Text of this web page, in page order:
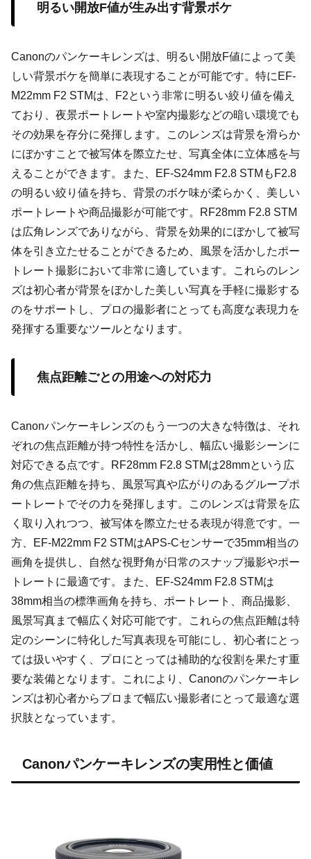
明るい開放F値が生み出す背景ボケ
Canonのパンケーキレンズは、明るい開放F値によって美
しい背景ボケを簡単に表現することが可能です。特にEF-
M22mm F2 STMは、F2という非常に明るい絞り値を備え
ており、夜景ポートレートや室内撮影などの暗い環境でも
その効果を存分に発揮します。このレンズは背景を滑らか
にぼかすことで被写体を際立たせ、写真全体に立体感を与
えることができます。また、EF-S24mm F2.8 STMもF2.8
の明るい絞り値を持ち、背景のボケ味が柔らかく、美しい
ポートレートや商品撮影が可能です。RF28mm F2.8 STM
は広角レンズでありながら、背景を効果的にぼかして被写
体を引き立たせることができるため、風景を活かしたポー
トレート撮影において非常に適しています。これらのレン
ズは初心者が背景をぼかした美しい写真を手軽に撮影する
のをサポートし、プロの撮影者にとっても高度な表現力を
発揮する重要なツールとなります。
焦点距離ごとの用途への対応力
Canonパンケーキレンズのもう一つの大きな特徴は、それ
ぞれの焦点距離が持つ特性を活かし、幅広い撮影シーンに
対応できる点です。RF28mm F2.8 STMは28mmという広
角の焦点距離を持ち、風景写真や広がりのあるグループポ
ートレートでその力を発揮します。このレンズは背景を広
く取り入れつつ、被写体を際立たせる表現が得意です。一
方、EF-M22mm F2 STMはAPS-Cセンサーで35mm相当の
画角を提供し、自然な視野角が日常のスナップ撮影やポー
トレートに最適です。また、EF-S24mm F2.8 STMは
38mm相当の標準画角を持ち、ポートレート、商品撮影、
風景写真まで幅広く対応可能です。これらの焦点距離は特
定のシーンに特化した写真表現を可能にし、初心者にとっ
ては扱いやすく、プロにとっては補助的な役割を果たす重
要な装備となります。これにより、Canonのパンケーキレ
ンズは初心者からプロまで幅広い撮影者にとって最適な選
択肢となっています。
Canonパンケーキレンズの実用性と価値